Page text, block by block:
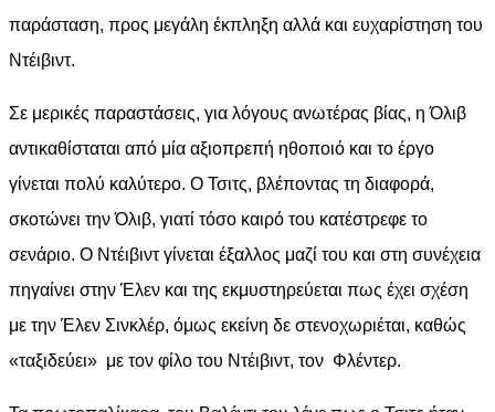
παράσταση, προς μεγάλη έκπληξη αλλά και ευχαρίστηση του
Ντέιβιντ.
Σε μερικές παραστάσεις, για λόγους ανωτέρας βίας, η Όλιβ
αντικαθίσταται από μία αξιοπρεπή ηθοποιό και το έργο
γίνεται πολύ καλύτερο. Ο Τσιτς, βλέποντας τη διαφορά,
σκοτώνει την Όλιβ, γιατί τόσο καιρό του κατέστρεφε το
σενάριο. Ο Ντέιβιντ γίνεται έξαλλος μαζί του και στη συνέχεια
πηγαίνει στην Έλεν και της εκμυστηρεύεται πως έχει σχέση
με την Έλεν Σινκλέρ, όμως εκείνη δε στενοχωριέται, καθώς
«ταξιδεύει» με τον φίλο του Ντέιβιντ, τον Φλέντερ.